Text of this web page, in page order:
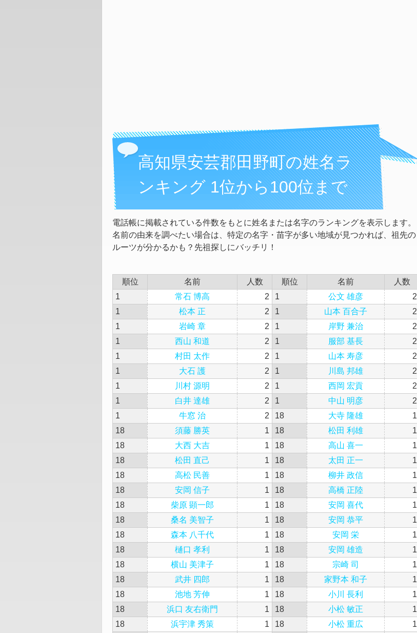
高知県安芸郡田野町の姓名ラ
ンキング 1位から100位まで
電話帳に掲載されている件数をもとに姓名または名字のランキングを表示します。
名前の由来を調べたい場合は、特定の名字・苗字が多い地域が見つかれば、祖先の
ルーツが分かるかも？先祖探しにバッチリ！
順位 名前 人数 順位 名前
人数
1
常石 博高 2 1 公文 雄彦
2
1
松本 正 2 1 山本 百合子
2
1
岩崎 章 2 1 岸野 兼治
2
1
西山 和道 2 1 服部 基長
2
1
村田 太作 2 1 山本 寿彦
2
1
大石 護 2 1 川島 邦雄
2
1
川村 源明 2 1 西岡 宏貢
2
1
白井 達雄 2 1 中山 明彦
2
1
牛窓 治 2 18 大寺 隆雄
1
18
須藤 勝英 1 18 松田 利雄
1
18
大西 大吉 1 18 高山 喜一
1
18
松田 直己 1 18 太田 正一
1
18
高松 民善 1 18 柳井 政信
1
18
安岡 信子 1 18 高橋 正陸
1
18
柴原 顕一郎 1 18 安岡 喜代
1
18
桑名 美智子 1 18 安岡 恭平
1
18
森本 八千代 1 18 安岡 栄
1
18
樋口 孝利 1 18 安岡 雄造
1
18
横山 美津子 1 18 宗崎 司
1
18
武井 四郎 1 18 家野本 和子
1
18
池地 芳伸 1 18 小川 長利
1
18
浜口 友右衛門 1 18 小松 敏正
1
18
浜宇津 秀策 1 18 小松 重広
1